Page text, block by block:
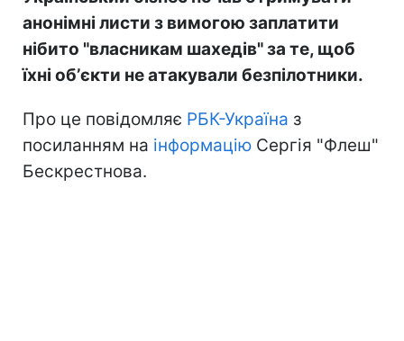
анонімні листи з вимогою заплатити
нібито "власникам шахедів" за те, щоб
їхні обʼєкти не атакували безпілотники.
Про це повідомляє РБК-Україна з
посиланням на інформацію Сергія "Флеш"
Бескрестнова.